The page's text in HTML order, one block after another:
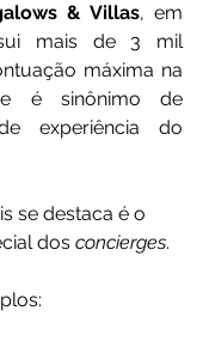
& Villas, em
mais de 3 mil
máxima na
é sinônimo de
experiência do
se destaca é o
dos concierges.